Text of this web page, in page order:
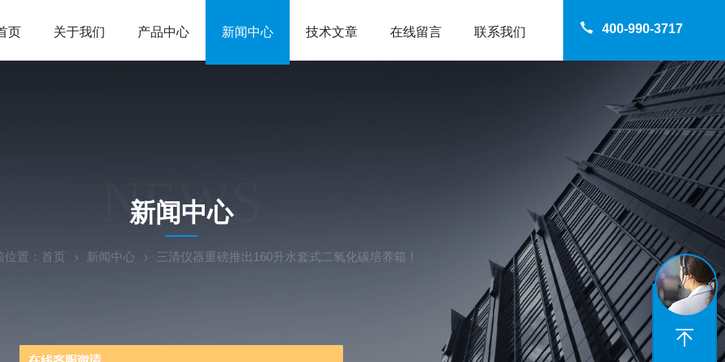
400-990-3717
页 关于我们 产品中心 新闻中心 技术文章 在线留言 联系我们
NEWS
新闻中心
位置： 首页 新闻中心 三清仪器重磅推出160升水套式二氧化碳培养箱！